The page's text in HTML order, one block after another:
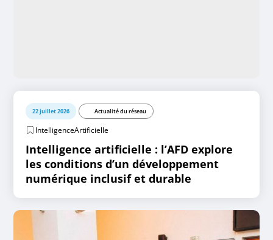
22 juillet 2026 Actualité du réseau
IntelligenceArtificielle
Intelligence artificielle : l’AFD explore
les conditions d’un développement
numérique inclusif et durable